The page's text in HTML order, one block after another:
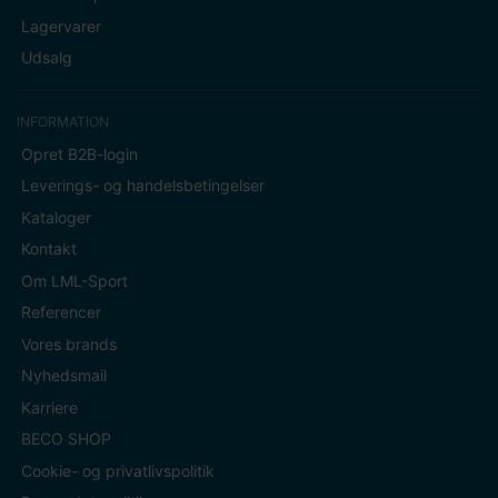
Lagervarer
Udsalg
INFORMATION
Opret B2B-login
Leverings- og handelsbetingelser
Kataloger
Kontakt
Om LML-Sport
Referencer
Vores brands
Nyhedsmail
Karriere
BECO SHOP
Cookie- og privatlivspolitik